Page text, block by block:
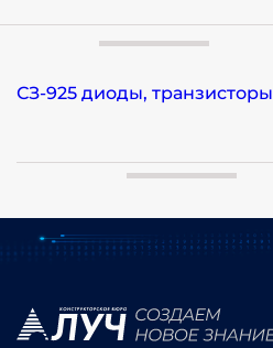
СЗ-925 диоды, транзисторы